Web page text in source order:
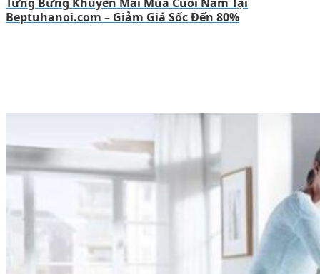
Beptuhanoi.com – Giảm Giá Sốc Đến 80%